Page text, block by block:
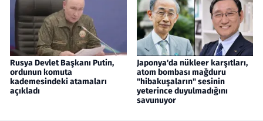
Rusya Devlet Başkanı Putin,
ordunun komuta
kademesindeki atamaları
açıkladı
Japonya'da nükleer karşıtları,
atom bombası mağduru
"hibakuşaların" sesinin
yeterince duyulmadığını
savunuyor